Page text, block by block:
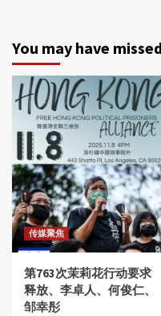
You may have missed
传媒聚焦
第763次茉莉花行动要求
释放、李卓人、何俊仁、
邹幸彤